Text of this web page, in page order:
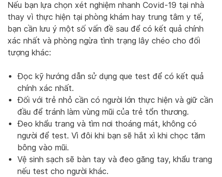
Nếu bạn lựa chọn xét nghiệm nhanh Covid-19 tại nhà
thay vì thực hiện tại phòng khám hay trung tâm y tế,
bạn cần lưu ý một số vấn đề sau để có kết quả chính
xác nhất và phòng ngừa tình trạng lây chéo cho đối
tượng khác:
Đọc kỹ hướng dẫn sử dụng que test để có kết quả
chính xác nhất.
Đối với trẻ nhỏ cần có người lớn thực hiện và giữ cần
đầu để tránh làm vùng mũi của trẻ tổn thương.
Đeo khẩu trang và tìm nơi thoáng mát, không có
người để test. Vì đôi khi bạn sẽ hắt xì khi chọc tăm
bông vào mũi.
Vệ sinh sạch sẽ bàn tay và đeo găng tay, khẩu trang
nếu test cho người khác.